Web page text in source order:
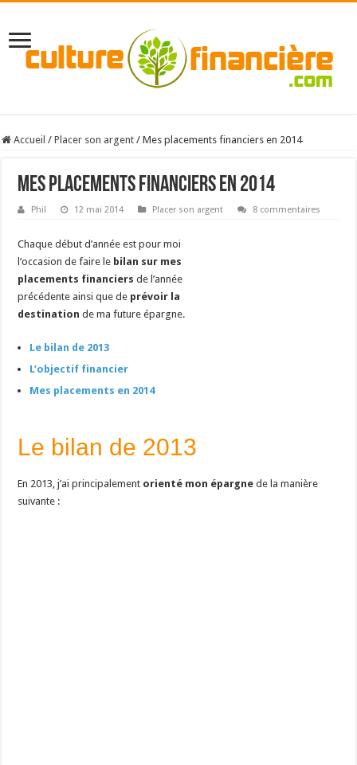
Accueil / Placer son argent / Mes placements financiers en 2014
Mes placements financiers en 2014
Phil 12 mai 2014 Placer son argent 8 commentaires
Chaque début d’année est pour moi
l’occasion de faire le bilan sur mes
placements financiers de l’année
précédente ainsi que de prévoir la
destination de ma future épargne.
Le bilan de 2013
L’objectif financier
Mes placements en 2014
Le bilan de 2013
En 2013, j’ai principalement orienté mon épargne de la manière
suivante :